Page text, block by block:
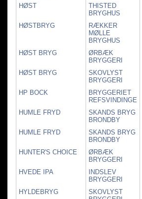
HØST
THISTED
BRYGHUS
HØSTBRYG
RÆKKER
MØLLE
BRYGHUS
HØST BRYG
ØRBÆK
BRYGGERI
HØST BRYG
SKOVLYST
BRYGGERI
HP BOCK
BRYGGERIET
REFSVINDINGE
HUMLE FRYD
SKANDS BRYG
BRONDBY
HUMLE FRYD
SKANDS BRYG
BRONDBY
HUNTER'S CHOICE
ØRBÆK
BRYGGERI
HVEDE IPA
INDSLEV
BRYGGERI
HYLDEBRYG
SKOVLYST